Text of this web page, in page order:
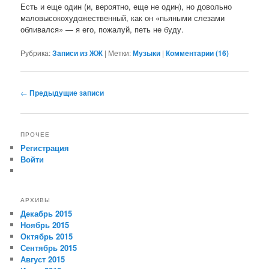
Есть и еще один (и, вероятно, еще не один), но довольно
маловысокохудожественный, как он «пьяными слезами
обливался» — я его, пожалуй, петь не буду.
Рубрика:Записи из ЖЖ | Метки:Музыки |Комментарии (16)
Навигация по записям
← Предыдущие записи
ПРОЧЕЕ
Регистрация
Войти
АРХИВЫ
Декабрь 2015
Ноябрь 2015
Октябрь 2015
Сентябрь 2015
Август 2015